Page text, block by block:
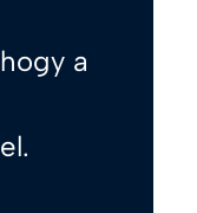
a